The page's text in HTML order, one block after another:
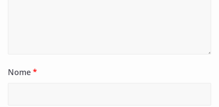
Nome*